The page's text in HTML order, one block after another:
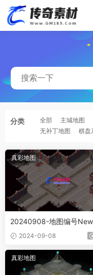
分类 全部 主城地图
无补丁地图
棋盘
真彩地图
20240908-地图编号
彩地砖198
2024-09-08
真彩地图